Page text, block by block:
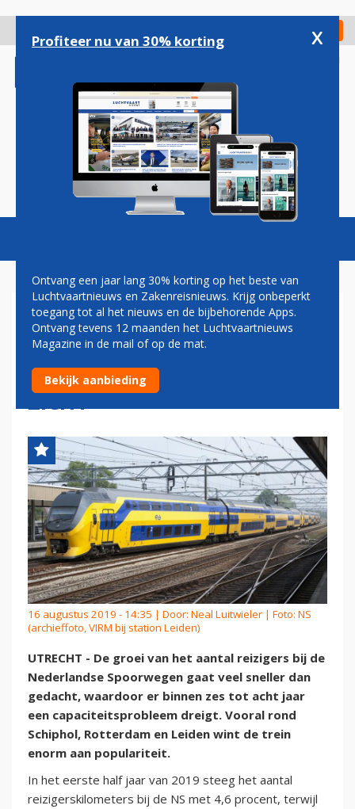
gaan
Check in
Magazine Podcasts Vacatures
NS: ENORME GROEI ROND
SCHIPHOL,
CAPACITEITSPLAFOND IN
ZICHT
16 augustus 2019 - 14:35 | Door: Neal Luitwieler | Foto: NS
(archieffoto, VIRM bij station Leiden)
UTRECHT - De groei van het aantal reizigers bij de
Nederlandse Spoorwegen gaat veel sneller dan
gedacht, waardoor er binnen zes tot acht jaar
een capaciteitsprobleem dreigt. Vooral rond
Schiphol, Rotterdam en Leiden wint de trein
enorm aan populariteit.
In het eerste half jaar van 2019 steeg het aantal
reizigerskilometers bij de NS met 4,6 procent, terwijl
Profiteer nu van 30% korting x
Ontvang een jaar lang 30% korting op het beste van
Luchtvaartnieuws en Zakenreisnieuws. Krijg onbeperkt
toegang tot al het nieuws en de bijbehorende Apps.
Ontvang tevens 12 maanden het Luchtvaartnieuws
Magazine in de mail of op de mat.
Bekijk aanbieding